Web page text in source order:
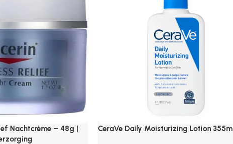
Nachtcrème – 48g |
CeraVe Daily Moisturizing Lotion 355ml